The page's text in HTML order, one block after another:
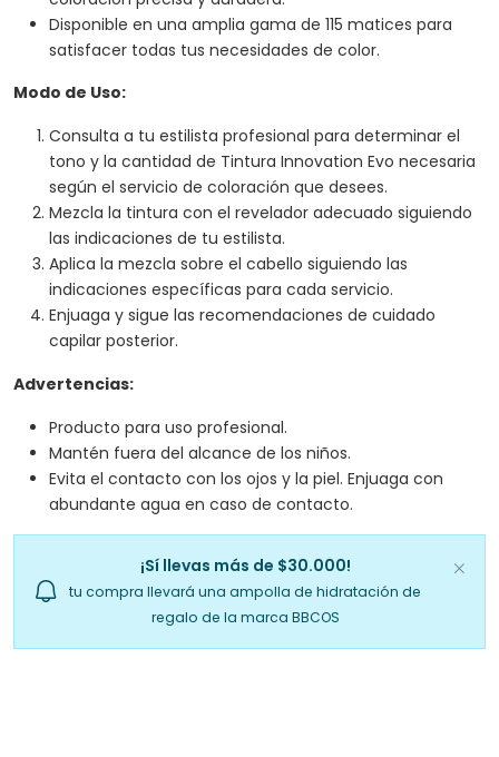
Disponible en una amplia gama de 115 matices para
satisfacer todas tus necesidades de color.
Modo de Uso:
Consulta a tu estilista profesional para determinar el
tono y la cantidad de Tintura Innovation Evo necesaria
según el servicio de coloración que desees.
Mezcla la tintura con el revelador adecuado siguiendo
las indicaciones de tu estilista.
Aplica la mezcla sobre el cabello siguiendo las
indicaciones específicas para cada servicio.
Enjuaga y sigue las recomendaciones de cuidado
capilar posterior.
Advertencias:
Producto para uso profesional.
Mantén fuera del alcance de los niños.
Evita el contacto con los ojos y la piel. Enjuaga con
abundante agua en caso de contacto.
¡Sí llevas más de $30.000!
tu compra llevará una ampolla de hidratación de
regalo de la marca BBCOS